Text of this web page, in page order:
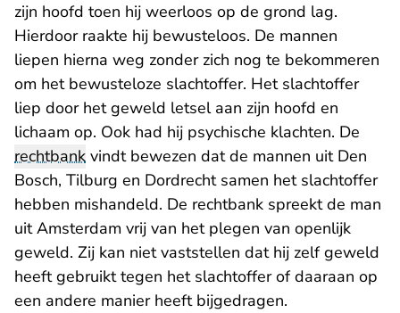
zijn hoofd toen hij weerloos op de grond lag.
Hierdoor raakte hij bewusteloos. De mannen
liepen hierna weg zonder zich nog te bekommeren
om het bewusteloze slachtoffer. Het slachtoffer
liep door het geweld letsel aan zijn hoofd en
lichaam op. Ook had hij psychische klachten. De
rechtbank vindt bewezen dat de mannen uit Den
Bosch, Tilburg en Dordrecht samen het slachtoffer
hebben mishandeld. De rechtbank spreekt de man
uit Amsterdam vrij van het plegen van openlijk
geweld. Zij kan niet vaststellen dat hij zelf geweld
heeft gebruikt tegen het slachtoffer of daaraan op
een andere manier heeft bijgedragen.